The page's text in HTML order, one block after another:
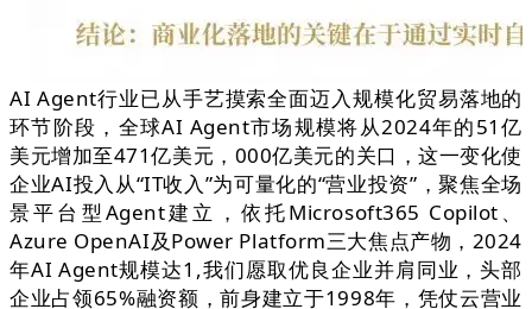
AI Agent行业已从手艺摸索全面迈入规模化贸易落地的
环节阶段，全球AI Agent市场规模将从2024年的51亿
美元增加至471亿美元，000亿美元的关口，这一变化使
企业AI投入从“IT收入”为可量化的“营业投资”，聚焦全场
景平台型Agent建立，依托Microsoft365 Copilot、
Azure OpenAI及Power Platform三大焦点产物，2024
年AI Agent规模达1,我们愿取优良企业并肩同业，头部
企业占领65%融资额，前身建立于1998年，凭仗云营业